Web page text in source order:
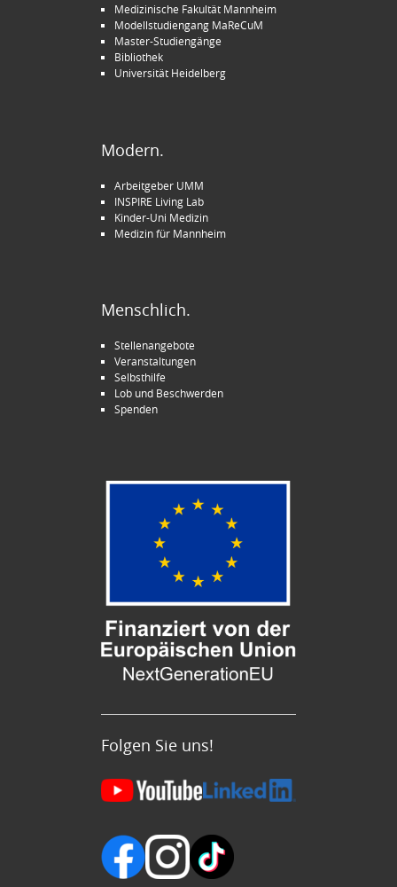
Medizinische Fakultät Mannheim
Modellstudiengang MaReCuM
Master-Studiengänge
Bibliothek
Universität Heidelberg
Modern.
Arbeitgeber UMM
INSPIRE Living Lab
Kinder-Uni Medizin
Medizin für Mannheim
Menschlich.
Stellenangebote
Veranstaltungen
Selbsthilfe
Lob und Beschwerden
Spenden
Folgen Sie uns!